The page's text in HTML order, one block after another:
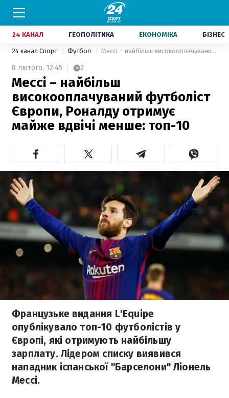
24 КАНАЛ ГЕОПОЛІТИКА ЕКОНОМІКА БІЗНЕС
24 канал Спорт Футбол Мессі – найбільш високооплачуваний футболіст Європи, Роналду отримує майже вдвічі менше: топ-10
8 лютого, 12:45 2
Мессі – найбільш
високооплачуваний футболіст
Європи, Роналду отримує
майже вдвічі менше: топ-10
Французьке видання L'Equipe
опублікувало топ-10 футболістів у
Європі, які отримують найбільшу
зарплату. Лідером списку виявився
нападник іспанської "Барселони" Ліонель
Мессі.